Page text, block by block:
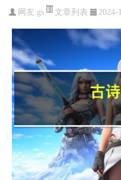
网友:gs 文章列表 2024-